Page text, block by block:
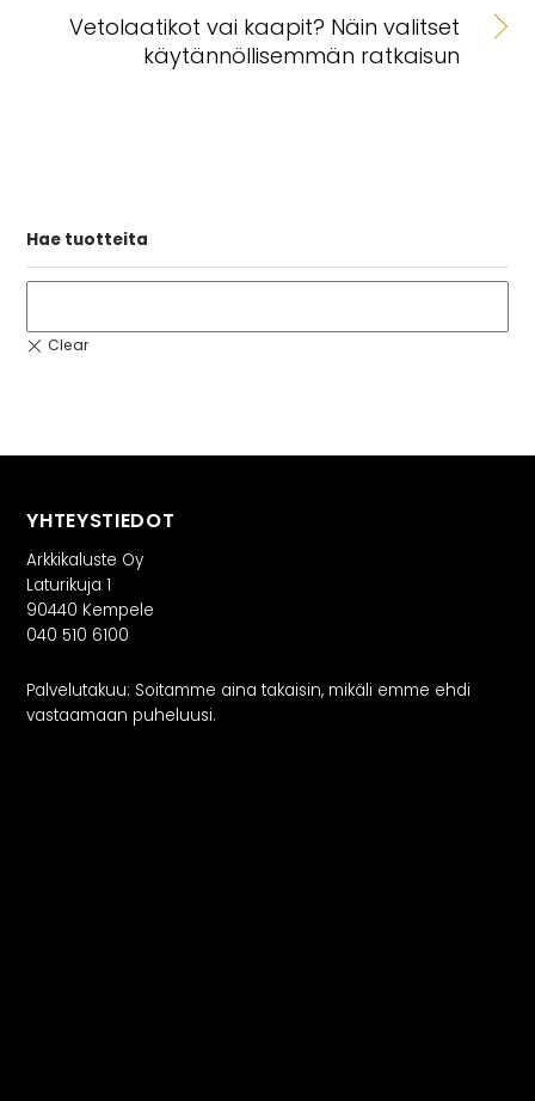
Vetolaatikot vai kaapit? Näin valitset
käytännöllisemmän ratkaisun
Hae tuotteita
YHTEYSTIEDOT
Arkkikaluste Oy
Laturikuja 1
90440 Kempele
040 510 6100
Palvelutakuu: Soitamme aina takaisin, mikäli emme ehdi
vastaamaan puheluusi.